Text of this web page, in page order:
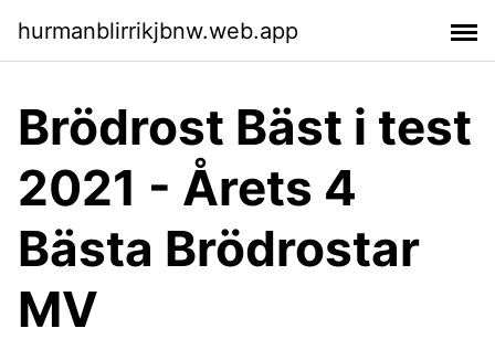
hurmanblirrikjbnw.web.app
Brödrost Bäst i test
2021 - Årets 4
Bästa Brödrostar
MV